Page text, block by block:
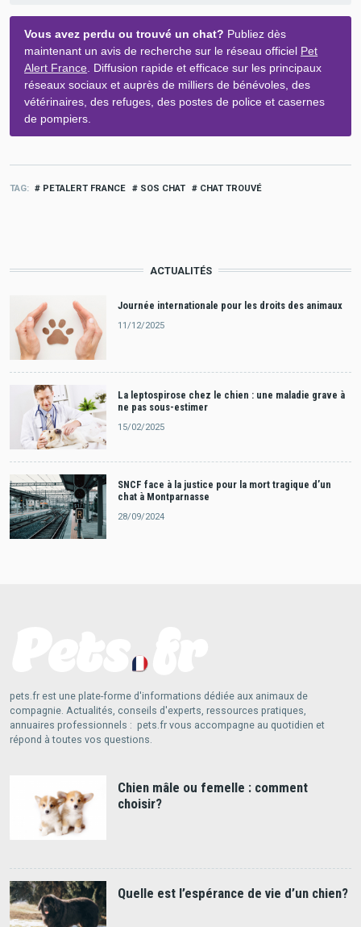
Vous avez perdu ou trouvé un chat? Publiez dès
maintenant un avis de recherche sur le réseau officiel Pet
Alert France . Diffusion rapide et efficace sur les principaux
réseaux sociaux et auprès de milliers de bénévoles, des
vétérinaires, des refuges, des postes de police et casernes
de pompiers.
TAG PETALERT FRANCE SOS CHAT CHAT TROUVÉ
ACTUALITÉS
Journée internationale pour les droits des animaux
11/12/2025
La leptospirose chez le chien : une maladie grave à
ne pas sous-estimer
15/02/2025
SNCF face à la justice pour la mort tragique d’un
chat à Montparnasse
28/09/2024
pets.fr est une plate-forme d'informations dédiée aux animaux de
compagnie. Actualités, conseils d'experts, ressources pratiques,
annuaires professionnels : pets.fr vous accompagne au quotidien et
répond à toutes vos questions.
Chien mâle ou femelle : comment
choisir?
Quelle est l’espérance de vie d’un chien?